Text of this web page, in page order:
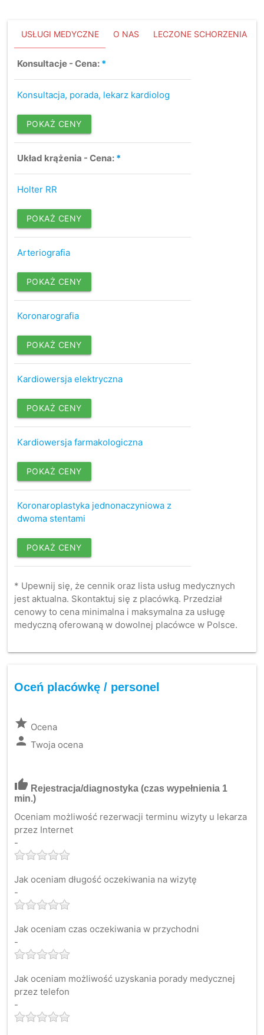
USŁUGI MEDYCZNE O NAS LECZONE SCHORZENIA
Konsultacje - Cena: *
Konsultacja, porada, lekarz kardiolog
POKAŻ CENY
Układ krążenia - Cena: *
Holter RR
POKAŻ CENY
Arteriografia
POKAŻ CENY
Koronarografia
POKAŻ CENY
Kardiowersja elektryczna
POKAŻ CENY
Kardiowersja farmakologiczna
POKAŻ CENY
Koronaroplastyka jednonaczyniowa z
dwoma stentami
POKAŻ CENY
* Upewnij się, że cennik oraz lista usług medycznych
jest aktualna. Skontaktuj się z placówką. Przedział
cenowy to cena minimalna i maksymalna za usługę
medyczną oferowaną w dowolnej placówce w Polsce.
Oceń placówkę / personel
grade Ocena
person Twoja ocena
thumb_up Rejestracja/diagnostyka (czas wypełnienia 1
min.)
Oceniam możliwość rezerwacji terminu wizyty u lekarza
przez Internet
-
Jak oceniam długość oczekiwania na wizytę
-
Jak oceniam czas oczekiwania w przychodni
-
Jak oceniam możliwość uzyskania porady medycznej
przez telefon
-